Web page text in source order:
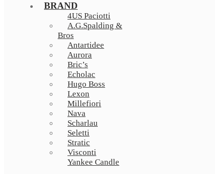
BRAND
4US Paciotti
A.G.Spalding &
Bros
Antartidee
Aurora
Bric’s
Echolac
Hugo Boss
Lexon
Millefiori
Nava
Scharlau
Seletti
Stratic
Visconti
Yankee Candle